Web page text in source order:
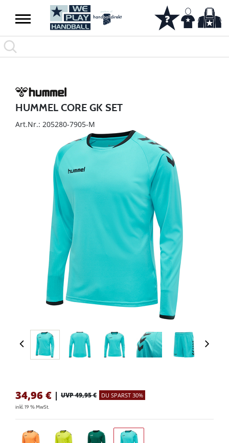
HUMMEL CORE GK SET
Art.Nr.: 205280-7905-M
34,96 € | UVP 49,95 € DU SPARST 30%
inkl. 19 % MwSt.